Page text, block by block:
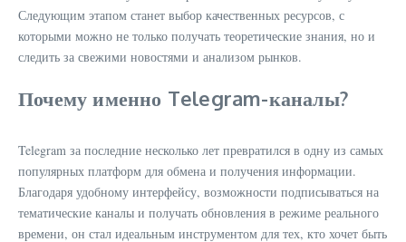
Следующим этапом станет выбор качественных ресурсов, с
которыми можно не только получать теоретические знания, но и
следить за свежими новостями и анализом рынков.
Почему именно Telegram-каналы?
Telegram за последние несколько лет превратился в одну из самых
популярных платформ для обмена и получения информации.
Благодаря удобному интерфейсу, возможности подписываться на
тематические каналы и получать обновления в режиме реального
времени, он стал идеальным инструментом для тех, кто хочет быть